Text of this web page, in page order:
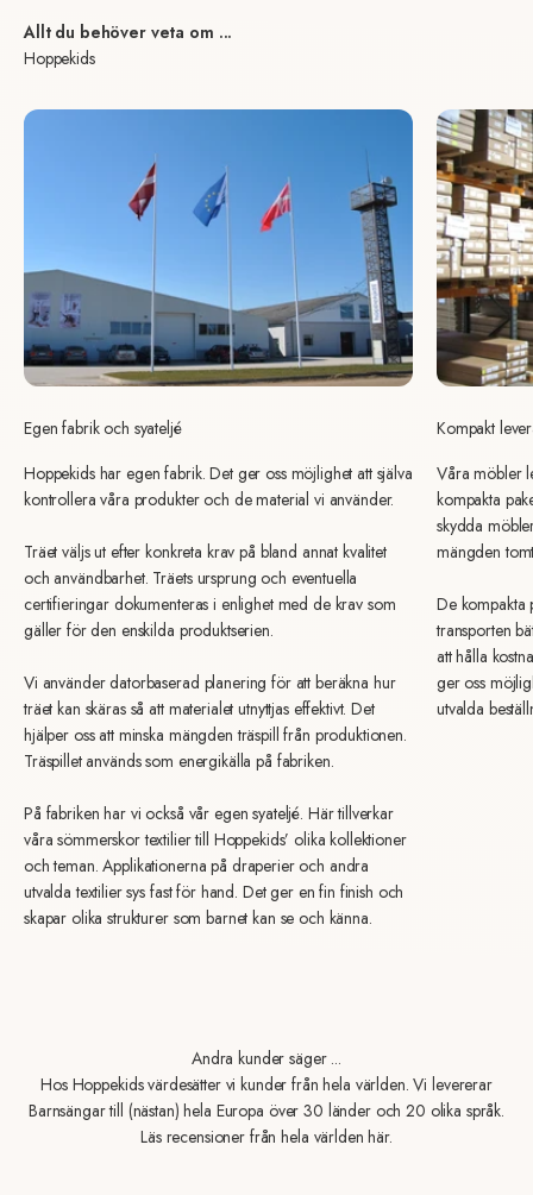
Allt du behöver veta om ...
Hoppekids
Egen fabrik och syateljé
Hoppekids har egen fabrik. Det ger oss möjlighet att själva
kontrollera våra produkter och de material vi använder.
Träet väljs ut efter konkreta krav på bland annat kvalitet
och användbarhet. Träets ursprung och eventuella
certifieringar dokumenteras i enlighet med de krav som
gäller för den enskilda produktserien.
Vi använder datorbaserad planering för att beräkna hur
träet kan skäras så att materialet utnyttjas effektivt. Det
hjälper oss att minska mängden träspill från produktionen.
Träspillet används som energikälla på fabriken.
På fabriken har vi också vår egen syateljé. Här tillverkar
våra sömmerskor textilier till Hoppekids’ olika kollektioner
och teman. Applikationerna på draperier och andra
utvalda textilier sys fast för hand. Det ger en fin finish och
skapar olika strukturer som barnet kan se och känna.
Kompakt
Våra möbler
kompakta
skydda
mängden
De kompakta
transporten
att hålla
ger oss
utvalda
Andra kunder säger ...
Hos Hoppekids värdesätter vi kunder från hela världen. Vi levererar
Barnsängar till (nästan) hela Europa över 30 länder och 20 olika språk.
Läs recensioner från hela världen här.